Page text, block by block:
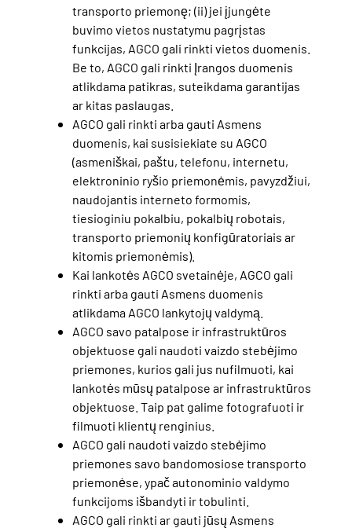
transporto priemonę; (ii) jei įjungėte
buvimo vietos nustatymu pagrįstas
funkcijas, AGCO gali rinkti vietos duomenis.
Be to, AGCO gali rinkti Įrangos duomenis
atlikdama patikras, suteikdama garantijas
ar kitas paslaugas.
AGCO gali rinkti arba gauti Asmens
duomenis, kai susisiekiate su AGCO
(asmeniškai, paštu, telefonu, internetu,
elektroninio ryšio priemonėmis, pavyzdžiui,
naudojantis interneto formomis,
tiesioginiu pokalbiu, pokalbių robotais,
transporto priemonių konfigūratoriais ar
kitomis priemonėmis).
Kai lankotės AGCO svetainėje, AGCO gali
rinkti arba gauti Asmens duomenis
atlikdama AGCO lankytojų valdymą.
AGCO savo patalpose ir infrastruktūros
objektuose gali naudoti vaizdo stebėjimo
priemones, kurios gali jus nufilmuoti, kai
lankotės mūsų patalpose ar infrastruktūros
objektuose. Taip pat galime fotografuoti ir
filmuoti klientų renginius.
AGCO gali naudoti vaizdo stebėjimo
priemones savo bandomosiose transporto
priemonėse, ypač autonominio valdymo
funkcijoms išbandyti ir tobulinti.
AGCO gali rinkti ar gauti jūsų Asmens